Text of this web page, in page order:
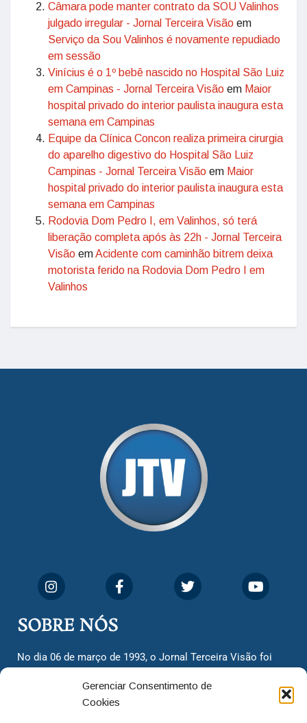
Gerenciar Consentimento de
Cookies
Câmara pode manter contrato da SOU Valinhos
julgado irregular - Jornal Terceira Visão em
Serviço da Sou Valinhos é novamente repudiado
em sessão
Vinícius é o 1º bebê nascido no Hospital São Luiz
em Campinas - Jornal Terceira Visão em Maior
hospital privado do interior paulista inaugura esta
semana em Campinas
Equipe da Clínica Concon realiza primeira cirurgia
do aparelho digestivo do Hospital São Luiz
Campinas - Jornal Terceira Visão em Maior
hospital privado do interior paulista inaugura esta
semana em Campinas
Rodovia Dom Pedro I, em Valinhos, só terá
liberação completa após às 22h - Jornal Terceira
Visão emAcidente com caminhão bitrem deixa
motorista ferido na Rodovia Dom Pedro I em
Valinhos
SOBRE NÓS
No dia 06 de março de 1993, o Jornal Terceira Visão foi
cidadãos valinhenses, já que naquela época só existiam
dois jornais. Há mais de 30 anos, o jornal continua